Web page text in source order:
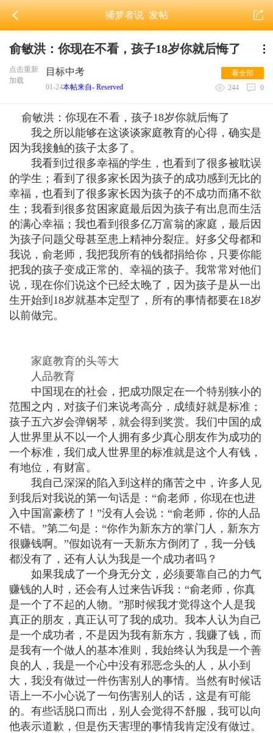
捕梦者说发帖
俞敏洪：你现在不看，孩子18岁你就后悔了
点击重新
加载
目标中考
01-24本帖来自- Reserved
看全部
244
0
俞敏洪：你现在不看，孩子18岁你就后悔了
我之所以能够在这谈谈家庭教育的心得，确实是
因为我接触的孩子太多了。
我看到过很多幸福的学生，也看到了很多被耽误
的学生；看到了很多家长因为孩子的成功感到无比的
幸福，也看到了很多家长因为孩子的不成功而痛不欲
生；我看到很多贫困家庭最后因为孩子有出息而生活
的满心幸福；我也看到很多亿万富翁的家庭，最后因
为孩子问题父母甚至患上精神分裂症。好多父母都和
我说，俞老师，我把我所有的钱都捐给你，只要你能
把我的孩子变成正常的、幸福的孩子。我常常对他们
说，现在你们说这个已经太晚了，因为孩子是从一出
生开始到18岁就基本定型了，所有的事情都要在18岁
以前做完。
家庭教育的头等大
人品教育
中国现在的社会，把成功限定在一个特别狭小的
范围之内，对孩子们来说考高分，成绩好就是标准；
孩子五六岁会弹钢琴，就会得到奖赏。我们中国的成
人世界里从不以一个人拥有多少真心朋友作为成功的
一个标准，我们成人世界里的标准就是这个人有钱，
有地位，有财富。
我自己深深的陷入到这样的痛苦之中，许多人见
到我后对我说的第一句话是：“俞老师，你现在也进
入中国富豪榜了！”没有人会说：“俞老师，你的人品
不错。”第二句是：“你作为新东方的掌门人，新东方
很赚钱啊。”假如说有一天新东方倒闭了，我一分钱
都没有了，还有人认为我是一个成功者吗？
如果我成了一个身无分文，必须要靠自己的力气
赚钱的人时，还会有人过来告诉我：“俞老师，你真
是一个了不起的人物。”那时候我才觉得这个人是我
真正的朋友，真正认可了我的成功。我本人认为自己
是一个成功者，不是因为我有新东方，我赚了钱，而
是我有一个做人的基本准则，我始终认为我是一个善
良的人，我是一个心中没有邪恶念头的人，从小到
大，我没有做过一件伤害别人的事情。当然有时候话
语上一不小心说了一句伤害别人的话，这是有可能
的。有些话脱口而出，别人会觉得不舒服，我可以向
他表示道歉，但是伤天害理的事情我肯定没有做过。